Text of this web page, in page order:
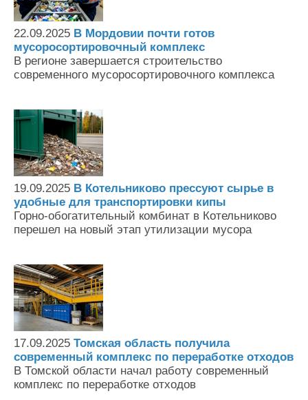
22.09.2025 В Мордовии почти готов
мусоросортировочный комплекс
В регионе завершается строительство
современного мусоросортировочного комплекса
19.09.2025 В Котельниково прессуют сырье в
удобные для транспортировки кипы
Горно-обогатительный комбинат в Котельниково
перешел на новый этап утилизации мусора
17.09.2025 Томская область получила
современный комплекс по переработке отходов
В Томской области начал работу современный
комплекс по переработке отходов